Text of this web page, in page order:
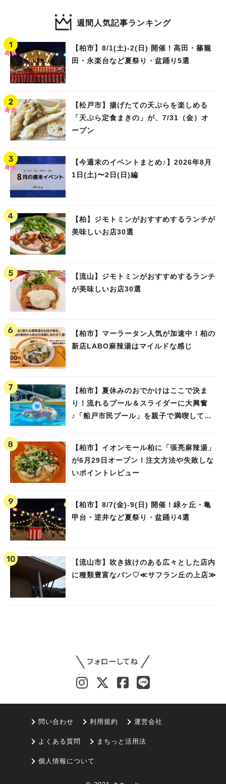
週間人気記事ランキング
【柏市】8/1(土)‐2(日) 開催！高田・篠籠
田・永楽台など夏祭り・盆踊り5選
【松戸市】揚げたての天ぷらを楽しめる
「天ぷら定食まきの」が、7/31（金）オ
ープン
【今週末のイベントまとめ♪】2026年8月
1日(土)〜2日(日)編
【柏】ジモトミンがおすすめするランチが
美味しいお店30選
【流山】ジモトミンがおすすめするランチ
が美味しいお店30選
【柏市】マーラータン人気が加速中！柏の
新店LABO麻辣湯はマイルドな感じ
【柏市】夏休みのおでかけはここで決ま
り！流れるプール＆スライダーに大興奮
♪「船戸市民プール」を親子で満喫してき
【柏市】イオンモール柏に「張亮麻辣湯」
が6月29日オープン！注文方法や失敗しな
いポイントレビュー
【柏市】8/7(金)‐9(日) 開催！緑ヶ丘・亀
甲台・逆井など夏祭り・盆踊り4選
【流山市】吹き抜けのある広々とした店内
に種類豊富なパン♡≪サフラン丘の上店≫
問い合わせ 利用規約 運営会社
よくある質問 まちっと活用法
個人情報について